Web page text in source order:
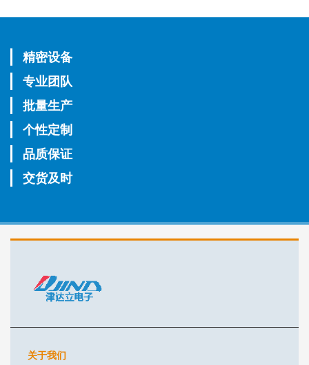
精密设备
专业团队
批量生产
个性定制
品质保证
交货及时
关于我们